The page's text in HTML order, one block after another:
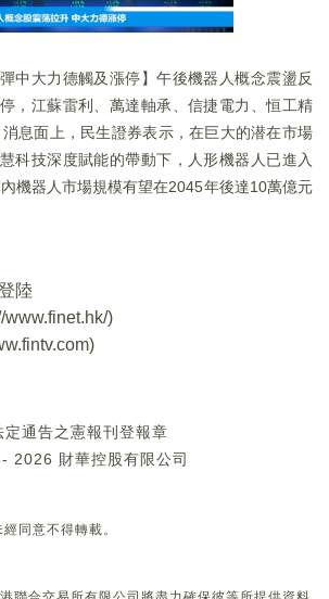
中大力德觸及漲停】午後機器人概念震盪反
，江蘇雷利、萬達軸承、信捷電力、恒工精
息面上，民生證券表示，在巨大的潜在市場
科技深度賦能的帶動下，人形機器人已進入
機器人市場規模有望在2045年後達10萬億元
陸
www.finet.hk/)
)
通告之憲報刊登報章
財華控股有限公司
同意不得轉載。